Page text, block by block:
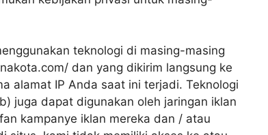
teknologi di masing-masing
dan yang dikirim langsung ke
alamat IP Anda saat ini terjadi. Teknologi
juga dapat digunakan oleh jaringan iklan
kampanye iklan mereka dan / atau